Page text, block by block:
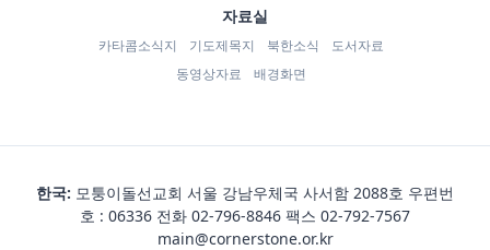
자료실
카타콤소식지 기도제목지 북한소식
도서자료
동영상자료
배경화면
한국: 모퉁이돌선교회 서울 강남우체국 사서함 2088호 우편번
호 : 06336 전화 02-796-8846 팩스 02-792-7567
main@cornerstone.or.kr